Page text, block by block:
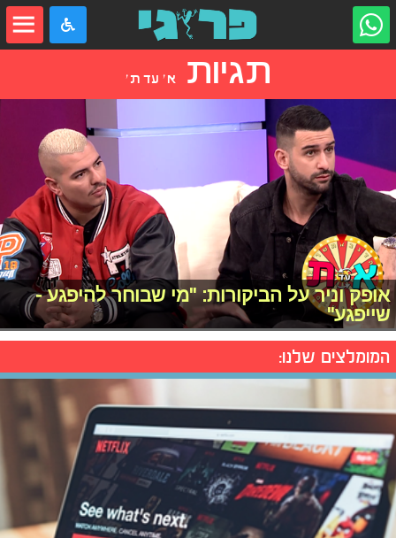
תגיותא׳ עד ת׳
אופק וניר על הביקורות: "מי שבוחר להיפגע -
שייפגע"
המומלצים שלנו: